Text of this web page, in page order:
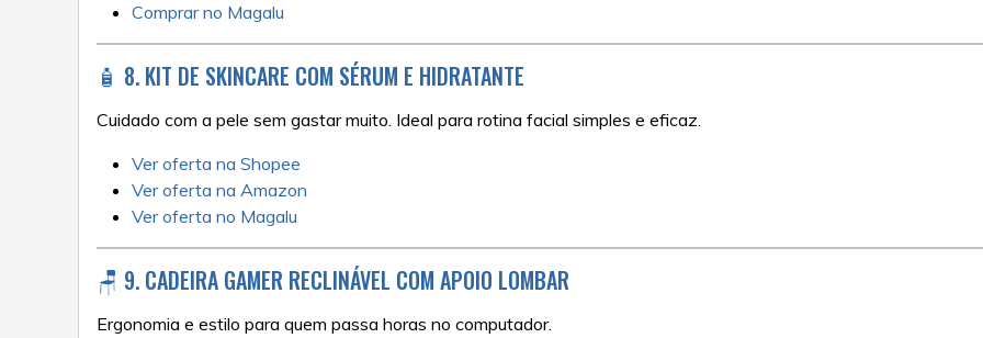
Comprar no Magalu
🧴 8. KIT DE SKINCARE COM SÉRUM E HIDRATANTE
Cuidado com a pele sem gastar muito. Ideal para rotina facial simples e eficaz.
Ver oferta na Shopee
Ver oferta na Amazon
Ver oferta no Magalu
🪑 9. CADEIRA GAMER RECLINÁVEL COM APOIO LOMBAR
Ergonomia e estilo para quem passa horas no computador.